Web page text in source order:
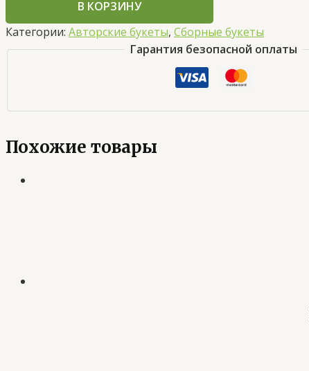
В КОРЗИНУ
Категории: Авторские букеты, Сборные букеты
Гарантия безопасной оплаты
Похожие товары